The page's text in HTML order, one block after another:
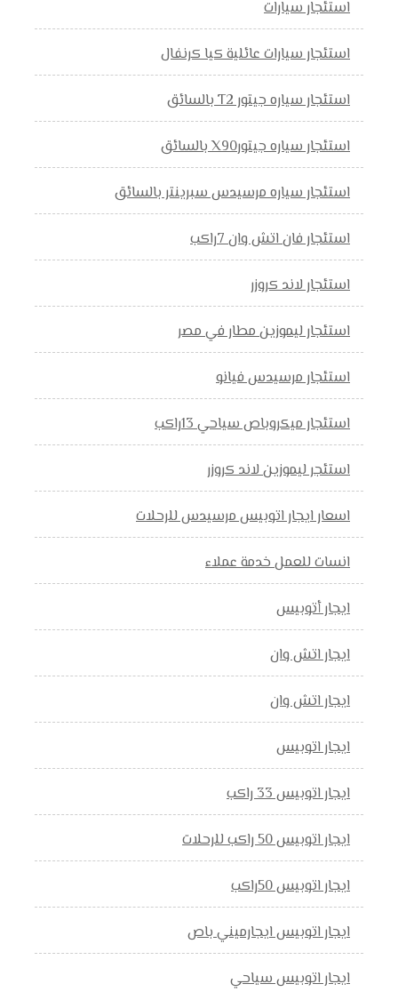
استئجار سيارات
استئجار سيارات عائلية كيا كرنفال
استئجار سياره جيتور T2 بالسائق
استئجار سياره جيتورX90 بالسائق
استئجار سياره مرسيدس سبرينتر بالسائق
استئجار فان اتش وان 7راكب
استئجار لاند كروزر
استئجار ليموزين مطار في مصر
استئجار مرسيدس فيانو
استئجار ميكروباص سياحي 13راكب
استئجر ليموزين لاند كروزر
اسعار ايجار اتوبيس مرسيدس للرحلات
انسات للعمل خدمة عملاء
ايجار أتوبيس
ايجار اتش وان
ايجار اتش وان
ايجار اتوبيس
ايجار اتوبيس 33 راكب
ايجار اتوبيس 50 راكب للرحلات
ايجار اتوبيس 50راكب
ايجار اتوبيس ايجارميني باص
ايجار اتوبيس سياحي